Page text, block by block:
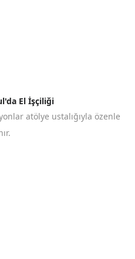
El İşçiliği
atölye ustalığıyla özenle